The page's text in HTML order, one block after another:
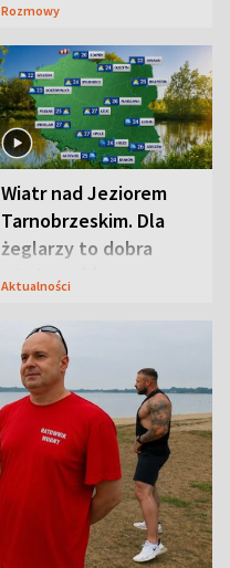
Rozmowy
Wiatr nad Jeziorem
Tarnobrzeskim. Dla
żeglarzy to dobra
wiadomość
Aktualności